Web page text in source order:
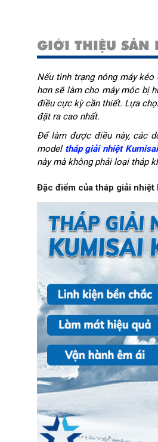
GIỚI THIỆU SẢN
Nếu tình trạng nóng máy
hơn sẽ làm cho máy móc bị
điều cực kỳ cần thiết. Lựa
đặt ra cao nhất.
Để làm được điều này, các
model tháp giải nhiệt
này mà không phải loại tháp
Đặc điểm của tháp giải nhiệt